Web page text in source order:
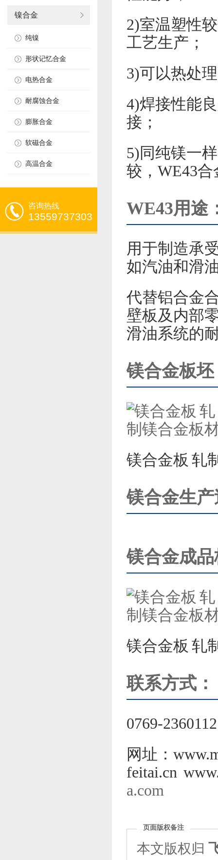
镍合金
纯镍
形状记忆合金
电热合金
耐腐蚀合金
膨胀合金
软磁合金
高温合金
咨询热线
13559737303
2)室温塑性
工艺生产；
3)可以热处
4)焊接性能
接；
5)同纯镁一
较，WE43
WE43用途
用于制造承
如汽油和滑
代替铝合金
壁板及内部
滑油系统的
镁合金板坯
镁合金板 轧
镁合金生
镁合金成
镁合金板 轧
联系方式：
0769-
网址：
feitai.cn
a.com
页面版权备注
本文版权归